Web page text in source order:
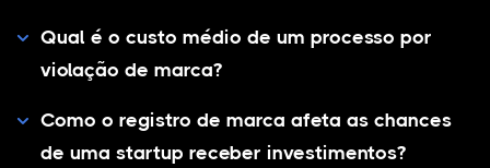
Qual é o custo médio de um processo por
violação de marca?
Como o registro de marca afeta as chances
de uma startup receber investimentos?